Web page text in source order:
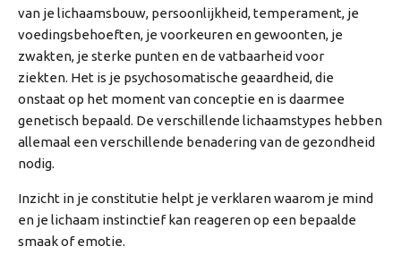
van je lichaamsbouw, persoonlijkheid, temperament, je
voedingsbehoeften, je voorkeuren en gewoonten, je
zwakten, je sterke punten en de vatbaarheid voor
ziekten. Het is je psychosomatische geaardheid, die
onstaat op het moment van conceptie en is daarmee
genetisch bepaald. De verschillende lichaamstypes hebben
allemaal een verschillende benadering van de gezondheid
nodig.
Inzicht in je constitutie helpt je verklaren waarom je mind
en je lichaam instinctief kan reageren op een bepaalde
smaak of emotie.